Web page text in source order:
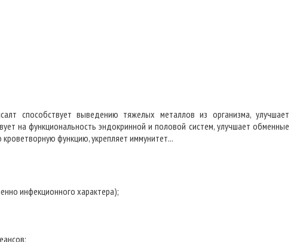
способствует выведению тяжелых металлов из организма, улучшает
на функциональность эндокринной и половой систем, улучшает обменные
функцию, укрепляет иммунитет...
инфекционного характера);